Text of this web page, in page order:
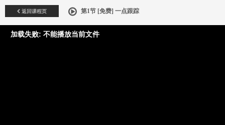
返回课程页 第1节 [免费] 一点跟踪
加载失败: 不能播放当前文件